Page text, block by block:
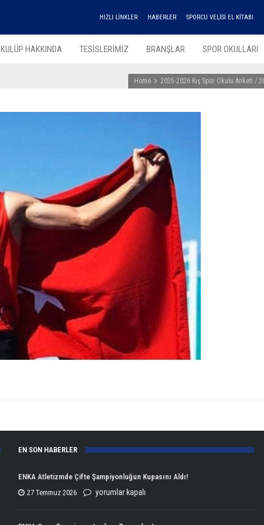
HIZLI LİNKLER HABERLER SPORCU VELİSİ EL KİTABI
KULÜP HAKKINDA TESİSLERİMİZ BRANŞLAR SPOR OKULLARI
Home 2025-2026 Kış Spor Okulu Anketi /
EN SON HABERLER
ENKA Atletizmde Çifte Şampiyonluğun Kupasını Aldı!
27 Temmuz 2026
ENKA
yorumlar kapalı